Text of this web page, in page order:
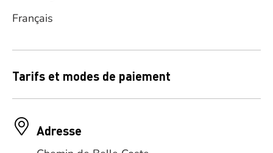
Français
Tarifs et modes de paiement
Adresse